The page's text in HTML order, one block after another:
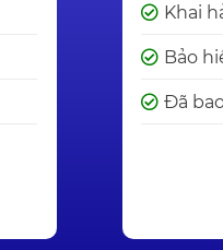
Khai
Bảo
Đã